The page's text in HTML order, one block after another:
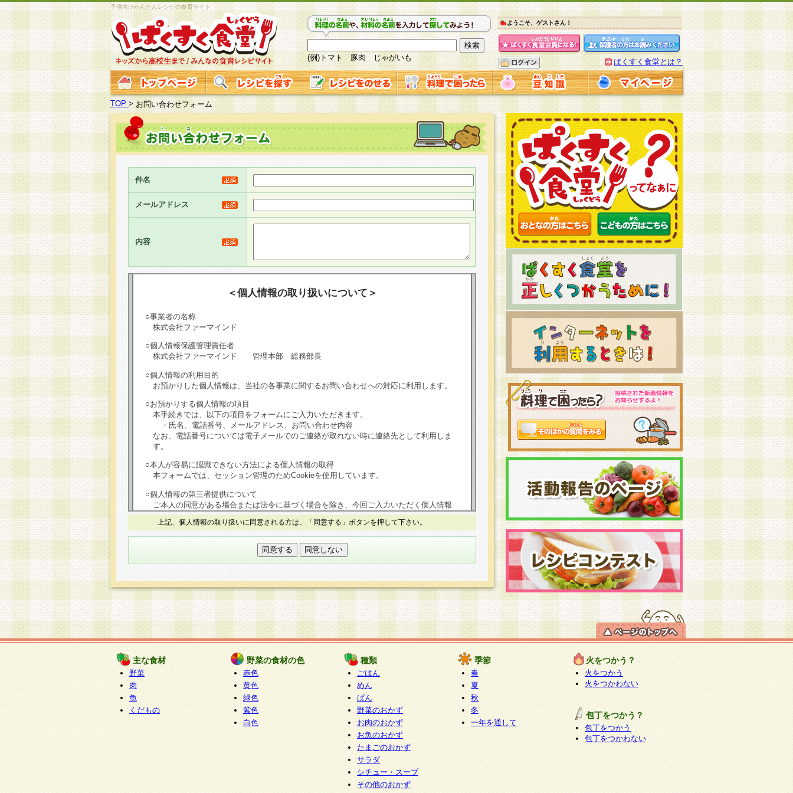
子供向けかんたんレシピの食育サイト
(例)トマト 豚肉 じゃがいも
ようこそ、ゲストさん！
ぱくすく食堂とは？
TOP >お問い合わせフォーム
件名
メールアドレス
内容
＜個人情報の取り扱いについて＞
○事業者の名称
株式会社ファーマインド
○個人情報保護管理責任者
株式会社ファーマインド 管理本部 総務部長
○個人情報の利用目的
お預かりした個人情報は、当社の各事業に関するお問い合わせへの対応に利用します。
○お預かりする個人情報の項目
本手続きでは、以下の項目をフォームにご入力いただきます。
・氏名、電話番号、メールアドレス、お問い合わせ内容
なお、電話番号については電子メールでのご連絡が取れない時に連絡先として利用しま
す。
○本人が容易に認識できない方法による個人情報の取得
本フォームでは、セッション管理のためCookieを使用しています。
○個人情報の第三者提供について
ご本人の同意がある場合または法令に基づく場合を除き、今回ご入力いただく個人情報
は第三者に提供しません。
個人情報の取り扱いを外部に委託する場合は、当社が規定する個人情報管理基準を満た
す企業を選定して委託を行い、適切な取り扱いが行われるよう監督します。
本人からの求めにより、当社が本件により取得した開示対象個人情報の利用目的の通
知・開示・内容の訂正・追加または削除・利用の停止・消去及び第三者への提供の禁止
（以下、総称して「開示等」といいます。）に応じます。
開示等に応じる窓口は以下になります。
ぱくすく食堂個人情報お客様相談窓口
paku-info@pakusuku.com
個人情報を与えることは任意ですが、個人情報の取扱いについて同意をいただけない場
合には、当社のサービスの提供、お客様からのお問い合わせ・ご相談への対応ができな
い場合がございますのでご了承ください。
上記、個人情報の取り扱いに同意される方は、「同意する」ボタンを押して下さい。
主な食材
野菜
肉
魚
くだもの
野菜の食材の色
赤色
黄色
緑色
紫色
白色
種類
ごはん
めん
ぱん
野菜のおかず
お肉のおかず
お魚のおかず
たまごのおかず
サラダ
シチュー・スープ
その他のおかず
季節
春
夏
秋
冬
一年を通して
火をつかう？
火をつかう
火をつかわない
包丁をつかう？
包丁をつかう
包丁をつかわない